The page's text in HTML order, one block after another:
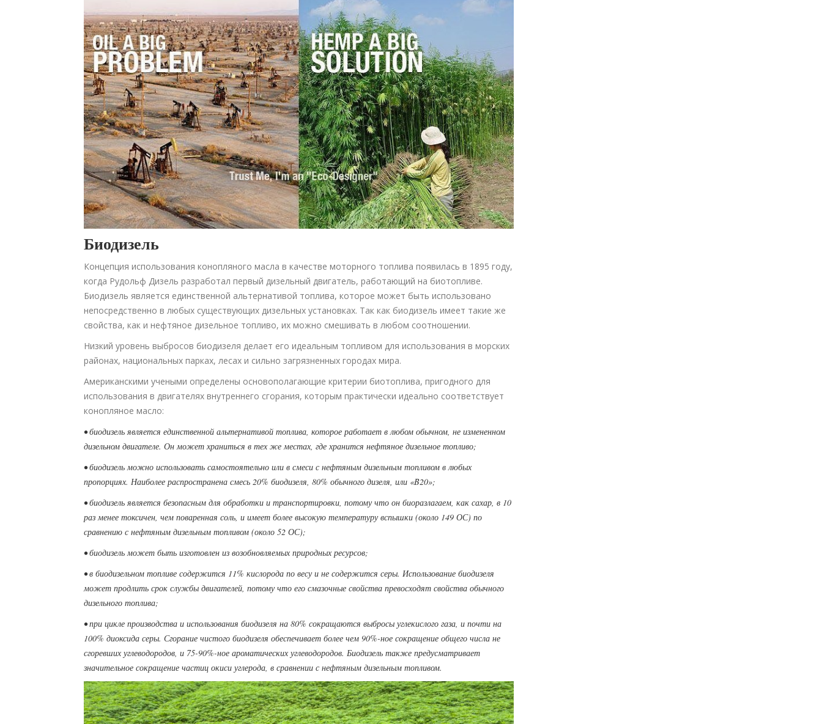
Биодизель
Концепция использования конопляного масла в качестве моторного топлива появилась в 1895 году,
когда Рудольф Дизель разработал первый дизельный двигатель, работающий на биотопливе.
Биодизель является единственной альтернативой топлива, которое может быть использовано
непосредственно в любых существующих дизельных установках. Так как биодизель имеет такие же
свойства, как и нефтяное дизельное топливо, их можно смешивать в любом соотношении.
Низкий уровень выбросов биодизеля делает его идеальным топливом для использования в морских
районах, национальных парках, лесах и сильно загрязненных городах мира.
Американскими учеными определены основополагающие критерии биотоплива, пригодного для
использования в двигателях внутреннего сгорания, которым практически идеально соответствует
конопляное масло:
• биодизель является единственной альтернативой топлива, которое работает в любом обычном, не измененном
дизельном двигателе. Он может храниться в тех же местах, где хранится нефтяное дизельное топливо;
• биодизель можно использовать самостоятельно или в смеси с нефтяным дизельным топливом в любых
пропорциях. Наиболее распространена смесь 20% биодизеля, 80% обычного дизеля, или «B20»;
• биодизель является безопасным для обработки и транспортировки, потому что он биоразлагаем, как сахар, в 10
раз менее токсичен, чем поваренная соль, и имеет более высокую температуру вспышки (около 149 ОС) по
сравнению с нефтяным дизельным топливом (около 52 ОС);
• биодизель может быть изготовлен из возобновляемых природных ресурсов;
• в биодизельном топливе содержится 11% кислорода по весу и не содержится серы. Использование биодизеля
может продлить срок службы двигателей, потому что его смазочные свойства превосходят свойства обычного
дизельного топлива;
• при цикле производства и использования биодизеля на 80% сокращаются выбросы углекислого газа, и почти на
100% диоксида серы. Сгорание чистого биодизеля обеспечивает более чем 90%-ное сокращение общего числа не
сгоревших углеводородов, и 75-90%-ное ароматических углеводородов. Биодизель также предусматривает
значительное сокращение частиц окиси углерода, в сравнении с нефтяным дизельным топливом.